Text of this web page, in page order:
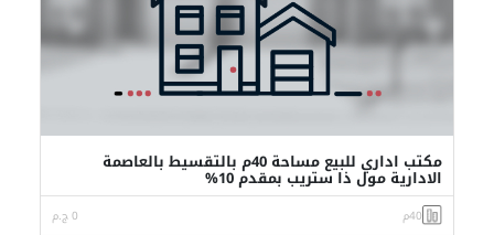
مكتب اداري للبيع مساحة 40م بالتقسيط بالعاصمة
الادارية مول ذا ستريب بمقدم 10%
40م 0 ج.م